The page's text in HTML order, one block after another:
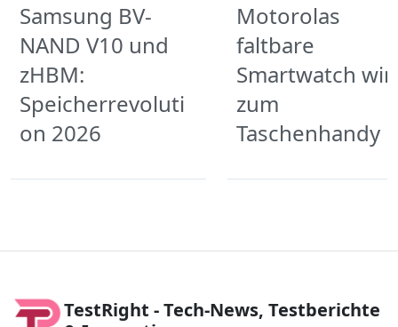
Samsung BV-
NAND V10 und
zHBM:
Speicherrevoluti
on 2026
Motorolas
faltbare
Smartwatch
zum
Taschenhandy
TestRight - Tech-News, Testberichte